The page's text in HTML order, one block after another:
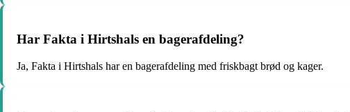
Har Fakta i Hirtshals en bagerafdeling?
Ja, Fakta i Hirtshals har en bagerafdeling med friskbagt brød og kager.